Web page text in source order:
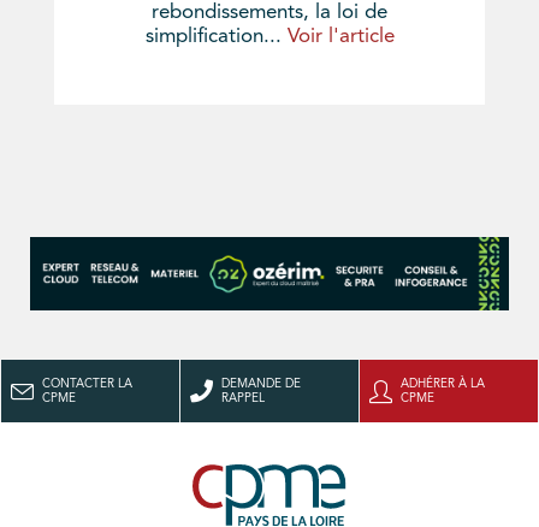
rebondissements, la loi de
simplification... Voir l'article
CONTACTER LA
CPME
DEMANDE DE
RAPPEL
ADHÉRER À LA
CPME